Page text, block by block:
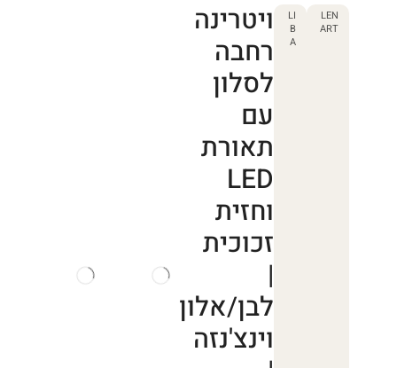
LEN
ART
LI
B
A
ויטרינה
רחבה
לסלון
עם
תאורת
LED
וחזית
זכוכית
|
לבן/אלון
וינצ'נזה